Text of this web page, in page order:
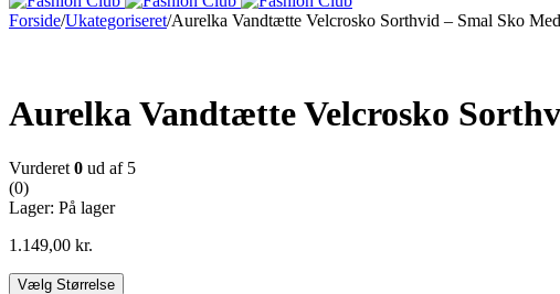
Forside/Ukategoriseret/Aurelka Vandtætte Velcrosko Sorthvid – Smal Sko
Aurelka Vandtætte Velcrosko
Vurderet 0 ud af 5
(0)
Lager: På lager
1.149,00 kr.
Vælg Størrelse